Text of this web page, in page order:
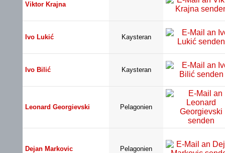
Viktor Krajna
Ivo Lukić Kaysteran
Ivo Bilić Kaysteran
Leonard Georgievski Pelagonien
Dejan Markovic Pelagonien